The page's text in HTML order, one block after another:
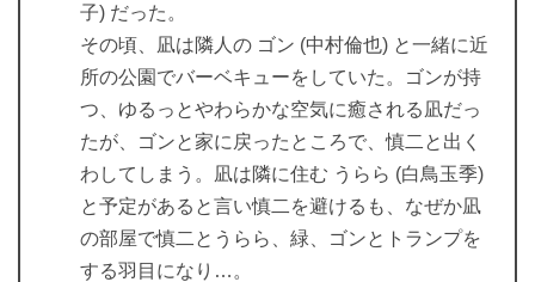
子) だった。
その頃、凪は隣人の ゴン (中村倫也) と一緒に近
所の公園でバーベキューをしていた。ゴンが持
つ、ゆるっとやわらかな空気に癒される凪だっ
たが、ゴンと家に戻ったところで、慎二と出く
わしてしまう。凪は隣に住む うらら (白鳥玉季)
と予定があると言い慎二を避けるも、なぜか凪
の部屋で慎二とうらら、緑、ゴンとトランプを
する羽目になり…。